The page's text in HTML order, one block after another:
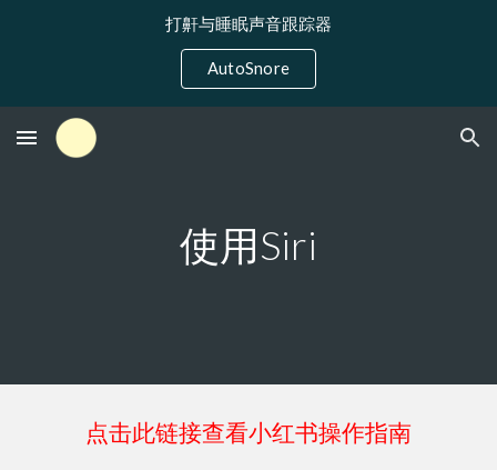
打鼾与睡眠声音跟踪器
AutoSnore
使用Siri
点击此链接查看小红书操作指南